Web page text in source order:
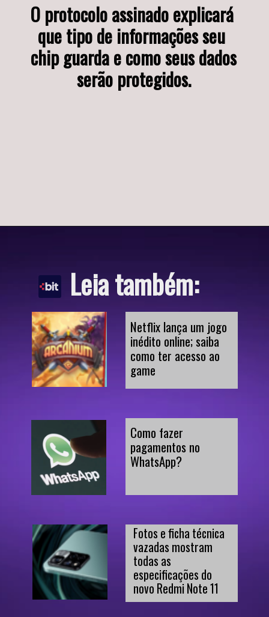
O protocolo assinado explicará
que tipo de informações seu
chip guarda e como seus dados
serão protegidos.
Leia também:
Netflix lança um jogo
inédito online; saiba
como ter acesso ao
game
Como fazer
pagamentos no
WhatsApp?
Fotos e ficha técnica
vazadas mostram
todas as
especificações do
novo Redmi Note 11